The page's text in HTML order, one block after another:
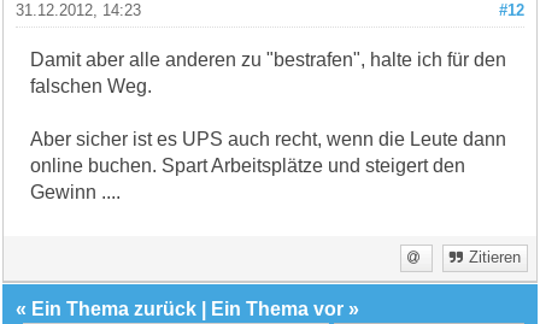
#12
31.12.2012, 14:23
Damit aber alle anderen zu "bestrafen", halte ich für den
falschen Weg.
Aber sicher ist es UPS auch recht, wenn die Leute dann
online buchen. Spart Arbeitsplätze und steigert den
Gewinn ....
Zitieren
« Ein Thema zurück Ein Thema vor »